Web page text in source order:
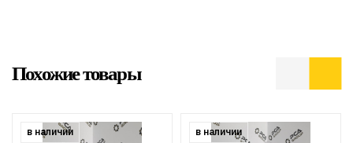
Похожие товары
в наличии в наличии